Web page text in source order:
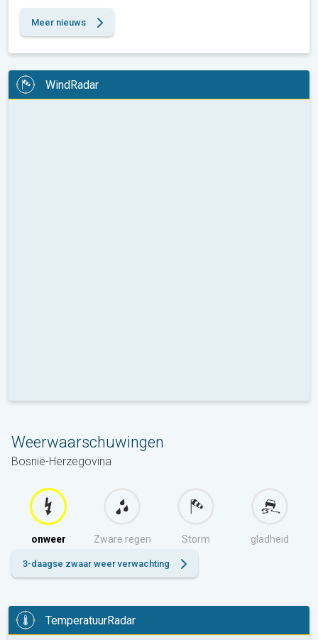
Meer nieuws
WindRadar
Weerwaarschuwingen
Bosnië-Herzegovina
onweer Zware regen Storm gladheid
3-daagse zwaar weer verwachting
TemperatuurRadar